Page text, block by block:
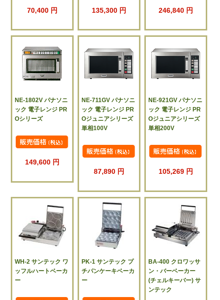
70,400 円 135,300 円 246,840 円
NE-1802V パナソニ
ック 電子レンジ PR
Oシリーズ
149,600 円
NE-711GV パナソニ
ック 電子レンジ PR
Oジュニアシリーズ
単相100V
87,890 円
NE-921GV パナソニ
ック 電子レンジ PR
Oジュニアシリーズ
単相200V
105,269 円
WH-2 サンテック ワ
ッフルハートベーカ
ー
PK-1 サンテック プ
チパンケーキベーカ
ー
BA-400 クロワッサ
ン・バーベーカー
(チェルキーバー) サ
ンテック